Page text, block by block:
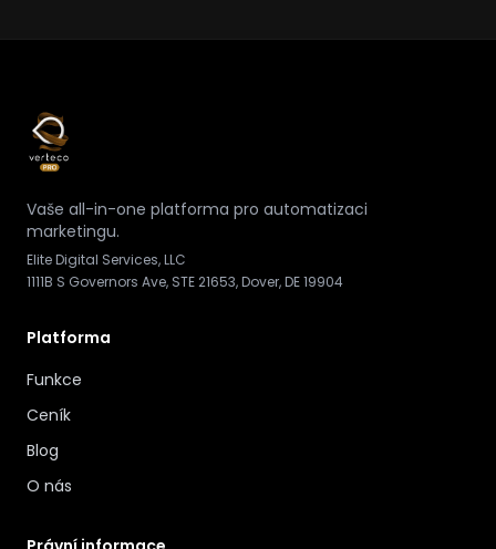
Vaše all-in-one platforma pro automatizaci
marketingu.
Elite Digital Services, LLC
1111B S Governors Ave, STE 21653, Dover, DE 19904
Platforma
Funkce
Ceník
Blog
O nás